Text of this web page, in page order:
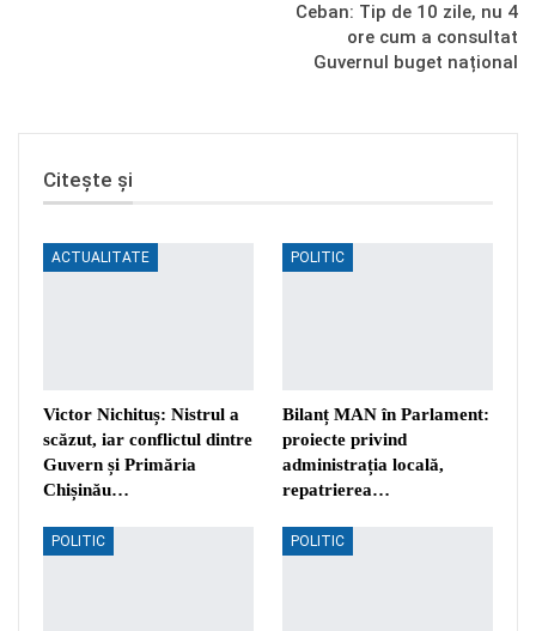
Ceban: Tip de 10 zile, nu 4
ore cum a consultat
Guvernul buget național
Citește și
ACTUALITATE
Victor Nichituș: Nistrul a
scăzut, iar conflictul dintre
Guvern și Primăria
Chișinău…
POLITIC
Bilanț MAN în Parlament:
proiecte privind
administrația locală,
repatrierea…
POLITIC POLITIC